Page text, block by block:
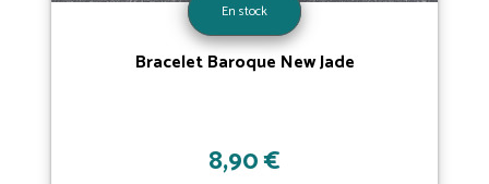
En stock
Bracelet Baroque New Jade
8,90 €